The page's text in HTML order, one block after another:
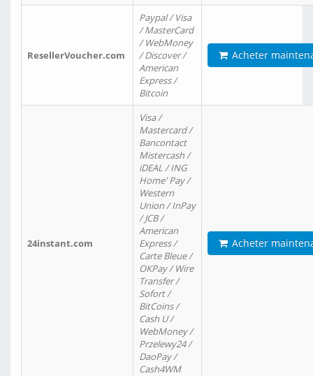
ResellerVoucher.com
Paypal / Visa
/ MasterCard
/ WebMoney
/ Discover /
American
Express /
Bitcoin
Acheter
24instant.com
Visa /
Mastercard /
Bancontact
Mistercash /
iDEAL / ING
Home' Pay /
Western
Union / InPay
/ JCB /
American
Express /
Carte Bleue /
OKPay / Wire
Transfer /
Sofort /
BitCoins /
Cash U /
WebMoney /
Przelewy24 /
DaoPay /
Cash4WM
Acheter